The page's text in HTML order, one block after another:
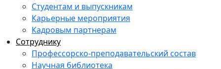
Студентам и выпускникам
Карьерные мероприятия
Кадровым партнерам
Сотруднику
Профессорско-преподавательский состав
Научная библиотека